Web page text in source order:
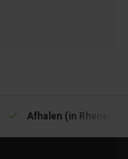
Afhalen (in Rhenen)